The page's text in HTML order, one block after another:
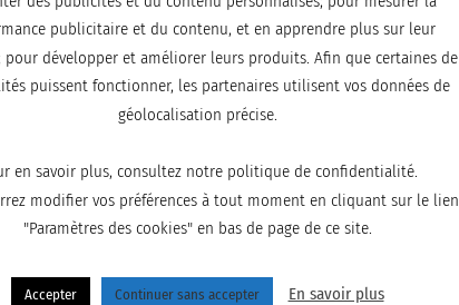
publicitaire et du contenu, et en apprendre plus sur leur
pour développer et améliorer leurs produits. Afin que certaines de
puissent fonctionner, les partenaires utilisent vos données de
géolocalisation précise.
en savoir plus, consultez notre politique de confidentialité.
modifier vos préférences à tout moment en cliquant sur le lien
"Paramètres des cookies" en bas de page de ce site.
Accepter Continuer sans accepter En savoir plus